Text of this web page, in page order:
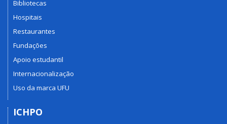
Bibliotecas
Hospitais
Restaurantes
Fundações
Apoio estudantil
Internacionalização
Uso da marca UFU
ICHPO